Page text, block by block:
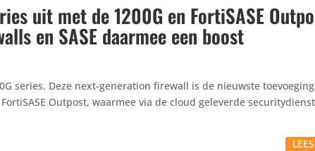
uit met de 1200G en FortiSASE
en SASE daarmee een boost
series. Deze next-gene­ra­tion firewall is de nieuwste
Outpost, waarmee via de cloud geleverde